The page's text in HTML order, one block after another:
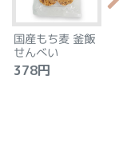
国産もち麦 釜飯
せんべい
378円